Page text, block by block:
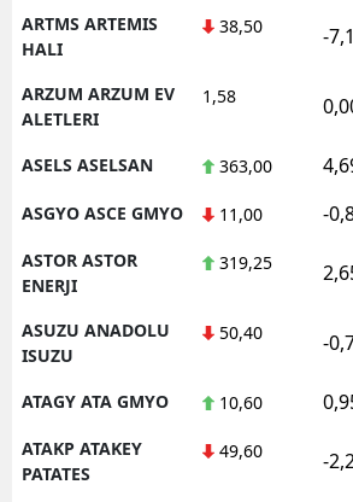
ARTMS ARTEMIS
HALI
38,50 -
ARZUM ARZUM EV
ALETLERI
1,58
ASELS ASELSAN 363,00
ASGYO ASCE GMYO 11,00 -
ASTOR ASTOR
ENERJI
319,25
ASUZU ANADOLU
ISUZU
50,40 -
ATAGY ATA GMYO 10,60
ATAKP ATAKEY
PATATES
49,60 -